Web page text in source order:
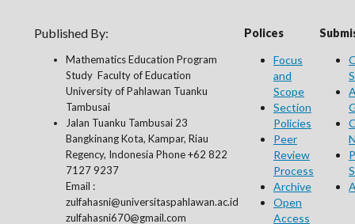
Published By:
Mathematics Education Program
Study Faculty of Education
University of Pahlawan Tuanku
Tambusai
Jalan Tuanku Tambusai 23
Bangkinang Kota, Kampar, Riau
Regency, Indonesia Phone +62 822
7127 9237
Email :
zulfahasni@universitaspahlawan.ac.id
zulfahasni670@gmail.com
Polices
Focus
and
Scope
Section
Policies
Peer
Review
Process
Archive
Open
Access